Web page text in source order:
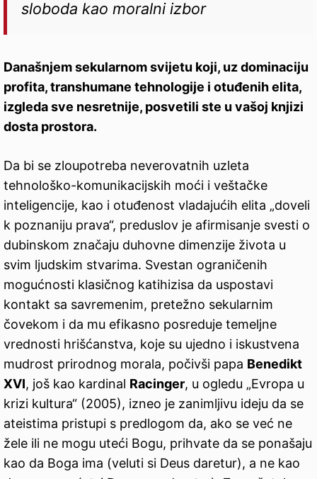
sloboda kao moralni izbor
Današnjem sekularnom svijetu koji, uz dominaciju
profita, transhumane tehnologije i otuđenih elita,
izgleda sve nesretnije, posvetili ste u vašoj knjizi
dosta prostora.
Da bi se zloupotreba neverovatnih uzleta
tehnološko-komunikacijskih moći i veštačke
inteligencije, kao i otuđenost vladajućih elita „doveli
k poznaniju prava“, preduslov je afirmisanje svesti o
dubinskom značaju duhovne dimenzije života u
svim ljudskim stvarima. Svestan ograničenih
mogućnosti klasičnog katihizisa da uspostavi
kontakt sa savremenim, pretežno sekularnim
čovekom i da mu efikasno posreduje temeljne
vrednosti hrišćanstva, koje su ujedno i iskustvena
mudrost prirodnog morala, počivši papa Benedikt
XVI, još kao kardinal Racinger, u ogledu „Evropa u
krizi kultura“ (2005), izneo je zanimljivu ideju da se
ateistima pristupi s predlogom da, ako se već ne
žele ili ne mogu uteći Bogu, prihvate da se ponašaju
kao da Boga ima (veluti si Deus daretur), a ne kao